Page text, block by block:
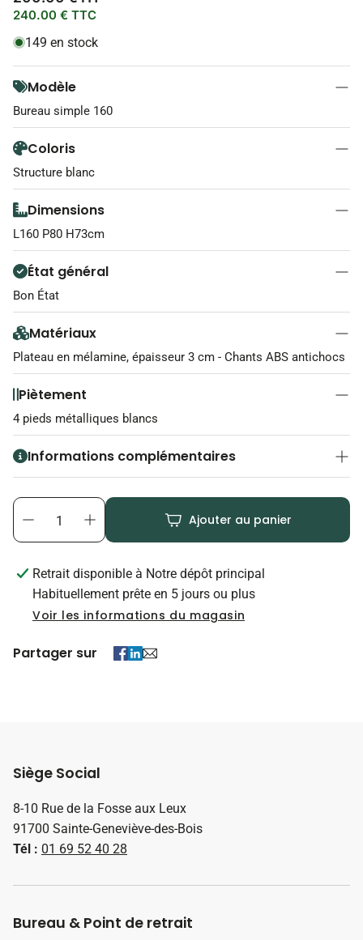
habituel
240.00 € TTC
149 en stock
Modèle
Bureau simple 160
Coloris
Structure blanc
Dimensions
L160 P80 H73cm
État général
Bon État
Matériaux
Plateau en mélamine, épaisseur 3 cm - Chants ABS antichocs
Piètement
4 pieds métalliques blancs
Informations complémentaires
Top access et goulotte
Ajouter au panier
Retrait disponible à Notre dépôt principal
Habituellement prête en 5 jours ou plus
Voir les informations du magasin
Partager sur
Siège Social
8-10 Rue de la Fosse aux Leux
91700 Sainte-Geneviève-des-Bois
Tél : 01 69 52 40 28
Bureau & Point de retrait